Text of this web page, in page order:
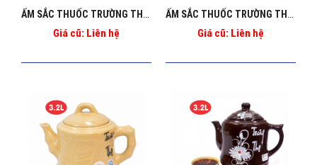
ẤM SẮC THUỐC TRƯỜNG THỌ MAI VÀNG BA_86
Giá cũ: Liên hệ
ẤM SẮC THUỐC TRƯỜNG THỌ TÙNG TRÚC BA_2086
Giá cũ: Liên hệ